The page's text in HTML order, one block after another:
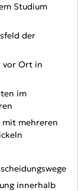
Studium
der
vor Ort in
im
mit mehreren
innerhalb